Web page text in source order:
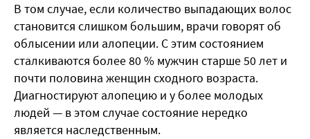
В том случае, если количество выпадающих волос
становится слишком большим, врачи говорят об
облысении или алопеции. С этим состоянием
сталкиваются более 80 % мужчин старше 50 лет и
почти половина женщин сходного возраста.
Диагностируют алопецию и у более молодых
людей — в этом случае состояние нередко
является наследственным.